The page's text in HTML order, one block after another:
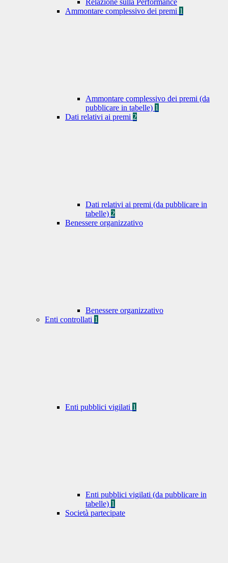
Relazione sulla Performance
Ammontare complessivo dei premi 1
Ammontare complessivo dei premi (da
pubblicare in tabelle) 1
Dati relativi ai premi 2
Dati relativi ai premi (da pubblicare in
tabelle) 2
Benessere organizzativo
Benessere organizzativo
Enti controllati 1
Enti pubblici vigilati 1
Enti pubblici vigilati (da pubblicare in
tabelle) 1
Società partecipate